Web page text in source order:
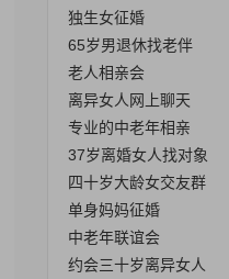
独生女征婚
65岁男退休找老伴
老人相亲会
离异女人网上聊天
专业的中老年相亲
37岁离婚女人找对象
四十岁大龄女交友群
单身妈妈征婚
中老年联谊会
约会三十岁离异女人